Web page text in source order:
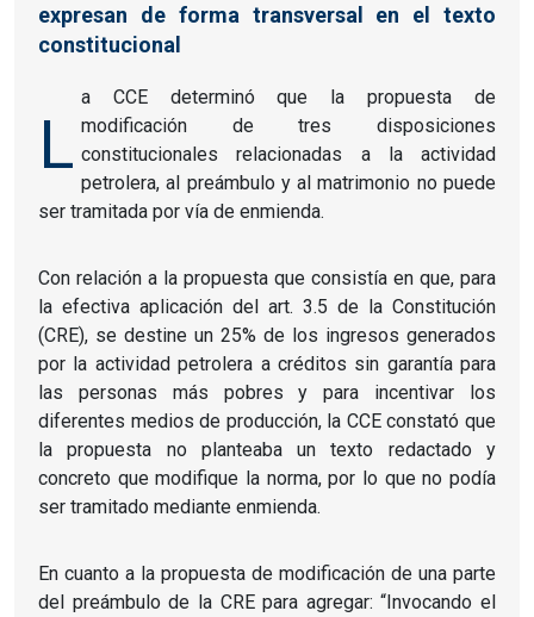
expresan de forma transversal en el texto
constitucional
L
a CCE determinó que la propuesta de
modificación de tres disposiciones
constitucionales relacionadas a la actividad
petrolera, al preámbulo y al matrimonio no puede
ser tramitada por vía de enmienda.
Con relación a la propuesta que consistía en que, para
la efectiva aplicación del art. 3.5 de la Constitución
(CRE), se destine un 25% de los ingresos generados
por la actividad petrolera a créditos sin garantía para
las personas más pobres y para incentivar los
diferentes medios de producción, la CCE constató que
la propuesta no planteaba un texto redactado y
concreto que modifique la norma, por lo que no podía
ser tramitado mediante enmienda.
En cuanto a la propuesta de modificación de una parte
del preámbulo de la CRE para agregar: “Invocando el